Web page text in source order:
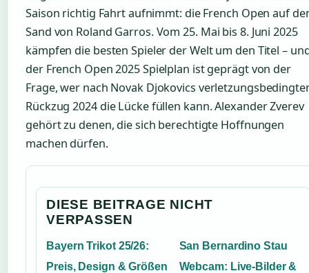
Saison richtig Fahrt aufnimmt: die French Open auf
Sand von Roland Garros. Vom 25. Mai bis 8. Juni 2025
kämpfen die besten Spieler der Welt um den Titel –
der French Open 2025 Spielplan ist geprägt von der
Frage, wer nach Novak Djokovics
Rückzug 2024 die Lücke füllen kann. Alexander Zverev
gehört zu denen, die sich berechtigte Hoffnungen
machen dürfen.
DIESE BEITRAGE NICHT
VERPASSEN
Bayern Trikot 25/26:
Preis, Design & Größen
San Bernardino Stau
Webcam: Live-Bilder &